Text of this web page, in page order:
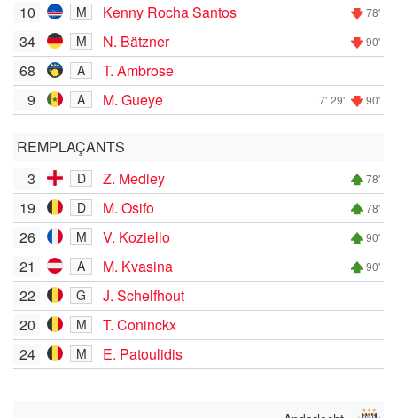
10
M Kenny Rocha Santos 78'
34 M N. Bätzner 90'
68 A
T. Ambrose
9
A M. Gueye 7' 29' 90'
REMPLAÇANTS
3
D Z. Medley 78'
19 D M. Osifo 78'
26 M V. Koziello 90'
21 A M. Kvasina 90'
22 G
J. Schelfhout
20
M
T. Coninckx
24
M E. Patoulidis